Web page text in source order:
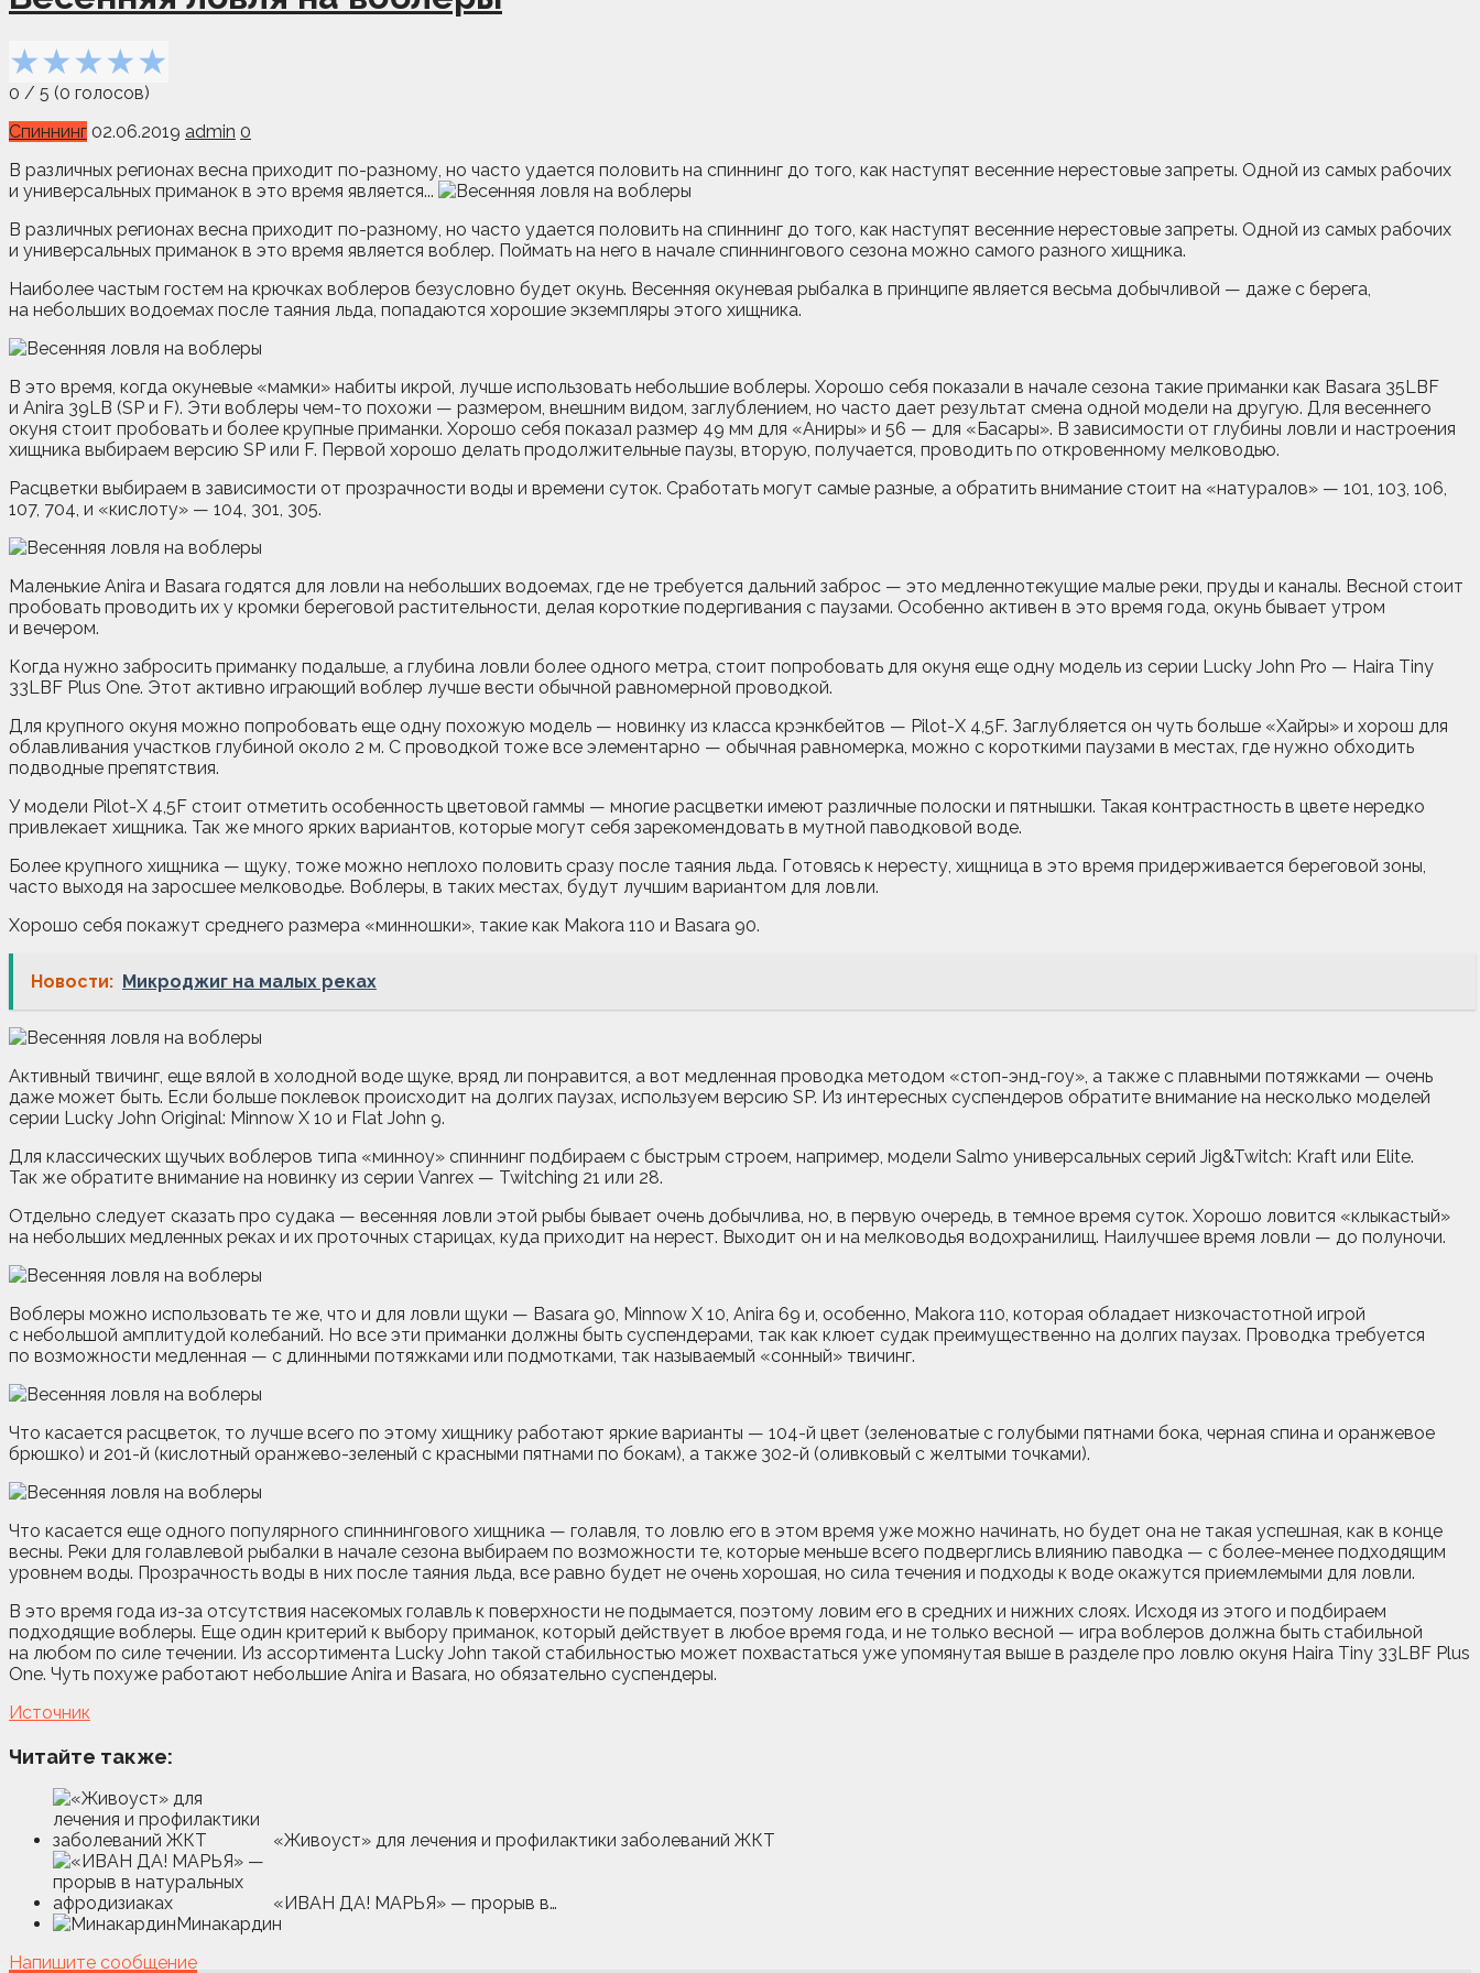
★★★★★
0 / 5 (0 голосов)
Спиннинг 02.06.2019 admin 0
В различных регионах весна приходит по-разному, но часто удается половить на спиннинг до того, как наступят весенние нерестовые запреты. Одной из самых рабочих
и универсальных приманок в это время является...
В различных регионах весна приходит по-разному, но часто удается половить на спиннинг до того, как наступят весенние нерестовые запреты. Одной из самых рабочих
и универсальных приманок в это время является воблер. Поймать на него в начале спиннингового сезона можно самого разного хищника.
Наиболее частым гостем на крючках воблеров безусловно будет окунь. Весенняя окуневая рыбалка в принципе является весьма добычливой — даже с берега,
на небольших водоемах после таяния льда, попадаются хорошие экземпляры этого хищника.
В это время, когда окуневые «мамки» набиты икрой, лучше использовать небольшие воблеры. Хорошо себя показали в начале сезона такие приманки как Basara 35LBF
и Anira 39LB (SP и F). Эти воблеры чем-то похожи — размером, внешним видом, заглублением, но часто дает результат смена одной модели на другую. Для весеннего
окуня стоит пробовать и более крупные приманки. Хорошо себя показал размер 49 мм для «Аниры» и 56 — для «Басары». В зависимости от глубины ловли и настроения
хищника выбираем версию SP или F. Первой хорошо делать продолжительные паузы, вторую, получается, проводить по откровенному мелководью.
Расцветки выбираем в зависимости от прозрачности воды и времени суток. Сработать могут самые разные, а обратить внимание стоит на «натуралов» — 101, 103, 106,
107, 704, и «кислоту» — 104, 301, 305.
Маленькие Anira и Basara годятся для ловли на небольших водоемах, где не требуется дальний заброс — это медленнотекущие малые реки, пруды и каналы. Весной стоит
пробовать проводить их у кромки береговой растительности, делая короткие подергивания с паузами. Особенно активен в это время года, окунь бывает утром
и вечером.
Когда нужно забросить приманку подальше, а глубина ловли более одного метра, стоит попробовать для окуня еще одну модель из серии Lucky John Pro — Haira Tiny
33LBF Plus One. Этот активно играющий воблер лучше вести обычной равномерной проводкой.
Для крупного окуня можно попробовать еще одну похожую модель — новинку из класса крэнкбейтов — Pilot-X 4,5F. Заглубляется он чуть больше «Хайры» и хорош для
облавливания участков глубиной около 2 м. С проводкой тоже все элементарно — обычная равномерка, можно с короткими паузами в местах, где нужно обходить
подводные препятствия.
У модели Pilot-X 4,5F стоит отметить особенность цветовой гаммы — многие расцветки имеют различные полоски и пятнышки. Такая контрастность в цвете нередко
привлекает хищника. Так же много ярких вариантов, которые могут себя зарекомендовать в мутной паводковой воде.
Более крупного хищника — щуку, тоже можно неплохо половить сразу после таяния льда. Готовясь к нересту, хищница в это время придерживается береговой зоны,
часто выходя на заросшее мелководье. Воблеры, в таких местах, будут лучшим вариантом для ловли.
Хорошо себя покажут среднего размера «минношки», такие как Makora 110 и Basara 90.
Новости: Микроджиг на малых реках
Активный твичинг, еще вялой в холодной воде щуке, вряд ли понравится, а вот медленная проводка методом «стоп-энд-гоу», а также с плавными потяжками — очень
даже может быть. Если больше поклевок происходит на долгих паузах, используем версию SP. Из интересных суспендеров обратите внимание на несколько моделей
серии Lucky John Original: Minnow X 10 и Flat John 9.
Для классических щучьих воблеров типа «минноу» спиннинг подбираем с быстрым строем, например, модели Salmo универсальных серий Jig&Twitch: Kraft или Elite.
Так же обратите внимание на новинку из серии Vanrex — Twitching 21 или 28.
Отдельно следует сказать про судака — весенняя ловли этой рыбы бывает очень добычлива, но, в первую очередь, в темное время суток. Хорошо ловится «клыкастый»
на небольших медленных реках и их проточных старицах, куда приходит на нерест. Выходит он и на мелководья водохранилищ. Наилучшее время ловли — до полуночи.
Воблеры можно использовать те же, что и для ловли щуки — Basara 90, Minnow X 10, Anira 69 и, особенно, Makora 110, которая обладает низкочастотной игрой
с небольшой амплитудой колебаний. Но все эти приманки должны быть суспендерами, так как клюет судак преимущественно на долгих паузах. Проводка требуется
по возможности медленная — с длинными потяжками или подмотками, так называемый «сонный» твичинг.
Что касается расцветок, то лучше всего по этому хищнику работают яркие варианты — 104-й цвет (зеленоватые с голубыми пятнами бока, черная спина и оранжевое
брюшко) и 201-й (кислотный оранжево-зеленый с красными пятнами по бокам), а также 302-й (оливковый с желтыми точками).
Что касается еще одного популярного спиннингового хищника — голавля, то ловлю его в этом время уже можно начинать, но будет она не такая успешная, как в конце
весны. Реки для голавлевой рыбалки в начале сезона выбираем по возможности те, которые меньше всего подверглись влиянию паводка — с более-менее подходящим
уровнем воды. Прозрачность воды в них после таяния льда, все равно будет не очень хорошая, но сила течения и подходы к воде окажутся приемлемыми для ловли.
В это время года из-за отсутствия насекомых голавль к поверхности не подымается, поэтому ловим его в средних и нижних слоях. Исходя из этого и подбираем
подходящие воблеры. Еще один критерий к выбору приманок, который действует в любое время года, и не только весной — игра воблеров должна быть стабильной
на любом по силе течении. Из ассортимента Lucky John такой стабильностью может похвастаться уже упомянутая выше в разделе про ловлю окуня Haira Tiny 33LBF Plus
One. Чуть похуже работают небольшие Anira и Basara, но обязательно суспендеры.
Источник
Читайте также:
«Живоуст» для лечения и профилактики заболеваний ЖКТ
«ИВАН ДА! МАРЬЯ» — прорыв в…
Минакардин
Напишите сообщение